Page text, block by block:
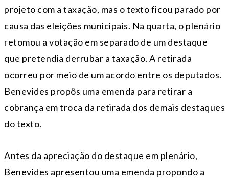
projeto com a taxação, mas o texto ficou parado por
causa das eleições municipais. Na quarta, o plenário
retomou a votação em separado de um destaque
que pretendia derrubar a taxação. A retirada
ocorreu por meio de um acordo entre os deputados.
Benevides propôs uma emenda para retirar a
cobrança em troca da retirada dos demais destaques
do texto.
Antes da apreciação do destaque em plenário,
Benevides apresentou uma emenda propondo a